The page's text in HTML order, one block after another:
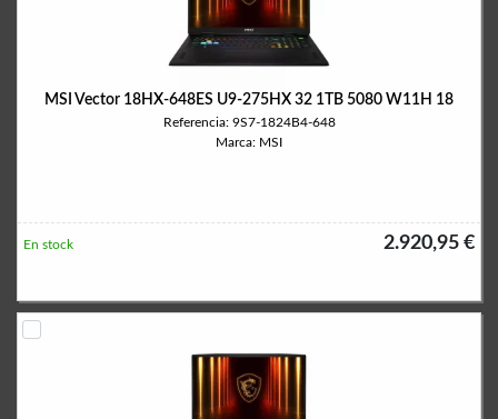
MSI Vector 18HX-648ES U9-275HX 32 1TB 5080 W11H 18
Referencia: 9S7-1824B4-648
Marca: MSI
2.920,95 €
En stock